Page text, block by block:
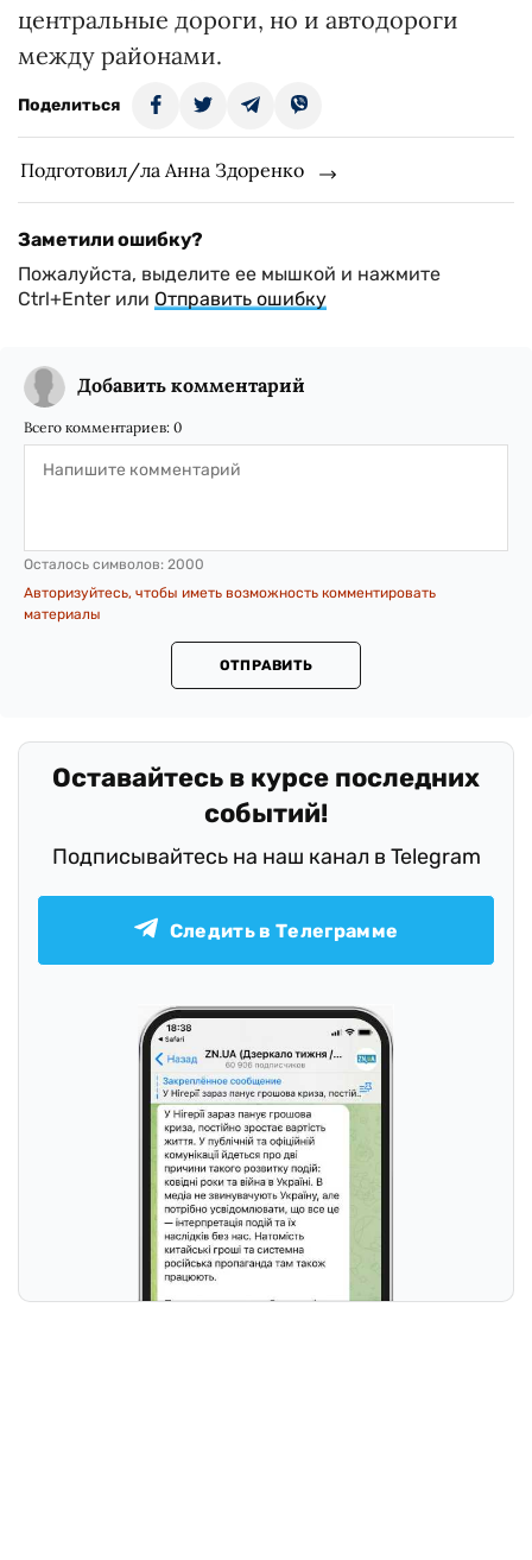
центральные дороги, но и автодороги
между районами.
Поделиться
Подготовил/ла Анна Здоренко
Заметили ошибку?
Пожалуйста, выделите ее мышкой и нажмите
Ctrl+Enter или Отправить ошибку
Добавить комментарий
Всего комментариев: 0
Осталось символов: 2000
Авторизуйтесь, чтобы иметь возможность комментировать
материалы
ОТПРАВИТЬ
Оставайтесь в курсе последних
событий!
Подписывайтесь на наш канал в Telegram
Следить в Телеграмме